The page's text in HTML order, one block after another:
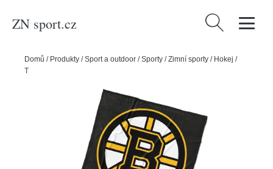
ZN sport.cz Vyhledávání
Domů / Produkty /Sport a outdoor /Sporty /Zimní sporty / Hokej /
TipTrade Deka NHL 150x200cm, Boston Bruins